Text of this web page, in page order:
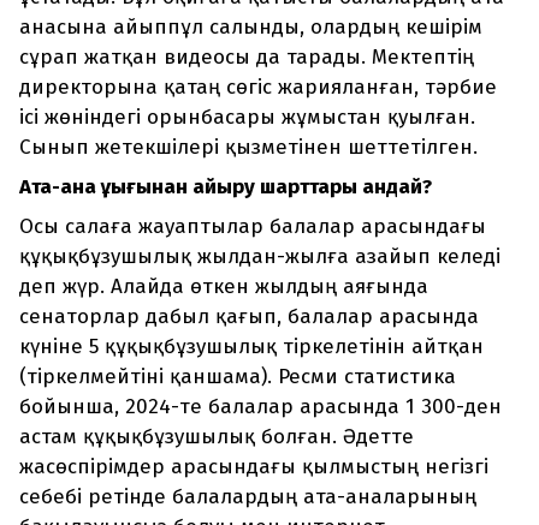
анасына айыппұл салынды, олардың кешірім
сұрап жатқан видеосы да тарады. Мектептің
директорына қатаң сөгіс жарияланған, тәрбие
ісі жөніндегі орынбасары жұмыстан қуылған.
Сынып жетекшілері қызметінен шеттетілген.
Ата-ана құқығынан айыру шарттары қандай?
Осы салаға жауаптылар балалар арасындағы
құқықбұзушылық жылдан-жылға азайып келеді
деп жүр. Алайда өткен жылдың аяғында
сенаторлар дабыл қағып, балалар арасында
күніне 5 құқықбұзушылық тіркелетінін айтқан
(тіркелмейтіні қаншама). Ресми статистика
бойынша, 2024-те балалар арасында 1 300-ден
астам құқықбұзушылық болған. Әдетте
жасөспірімдер арасындағы қылмыстың негізгі
себебі ретінде балалардың ата-аналарының